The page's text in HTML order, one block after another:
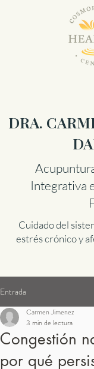
DRA.
Integrativa
Cuidado del
estrés crónico y
Entrada
Congestión
por qué
Carmen Jimenez
3 min de lectura